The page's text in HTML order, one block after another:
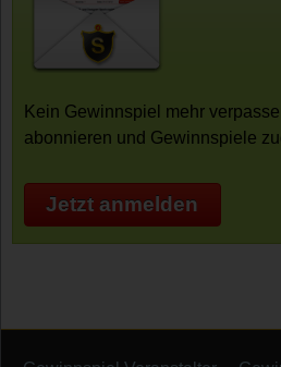
Kein Gewinnspiel mehr
abonnieren und Gewinnspiele
Jetzt anmelden